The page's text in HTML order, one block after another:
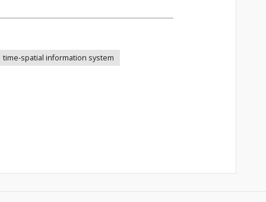
time-spatial information system